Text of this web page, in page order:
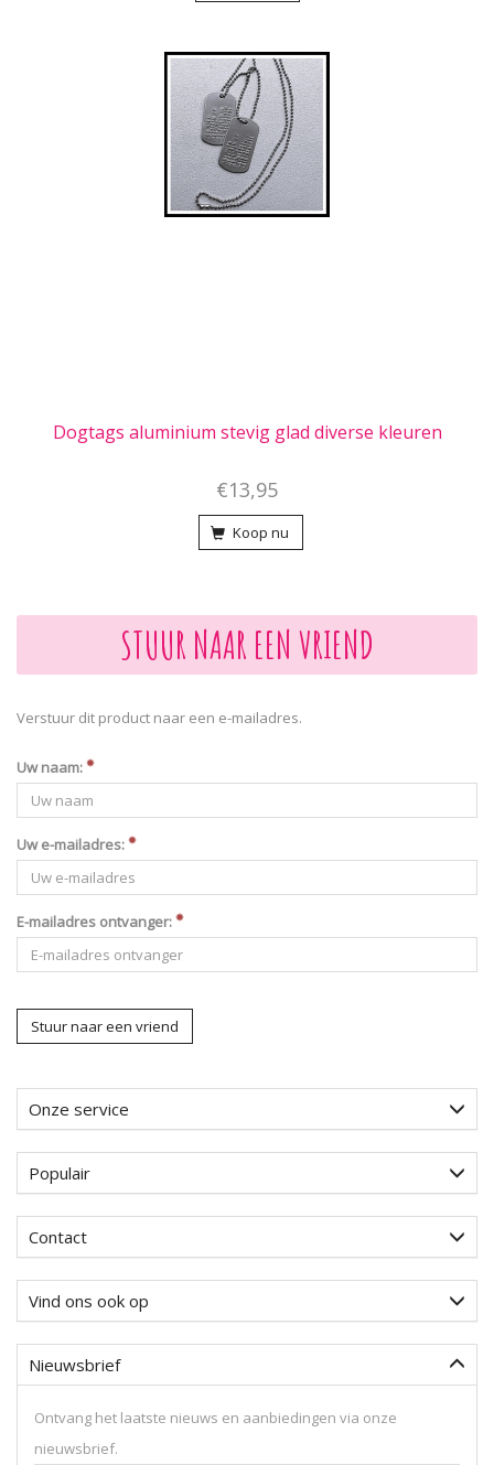
Dogtags aluminium stevig glad diverse kleuren
€13,95
Koop nu
STUUR NAAR EEN VRIEND
Verstuur dit product naar een e-mailadres.
Uw naam:
Uw e-mailadres:
E-mailadres ontvanger:
Stuur naar een vriend
Onze service
Populair
Contact
Vind ons ook op
Nieuwsbrief
Ontvang het laatste nieuws en aanbiedingen via onze
nieuwsbrief.